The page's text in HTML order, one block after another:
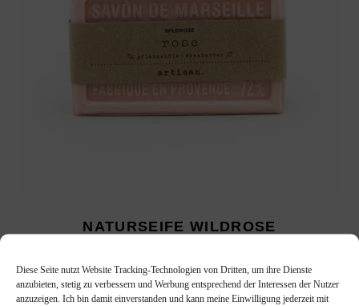
Diese Seite nutzt Website Tracking-Technologien von Dritten, um ihre Dienste
anzubieten, stetig zu verbessern und Werbung entsprechend der Interessen der Nutzer
anzuzeigen. Ich bin damit einverstanden und kann meine Einwilligung jederzeit mit
NATURSEIFE WILDROSE
€4,90